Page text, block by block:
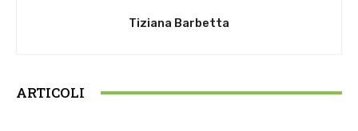
Tiziana Barbetta
ARTICOLI